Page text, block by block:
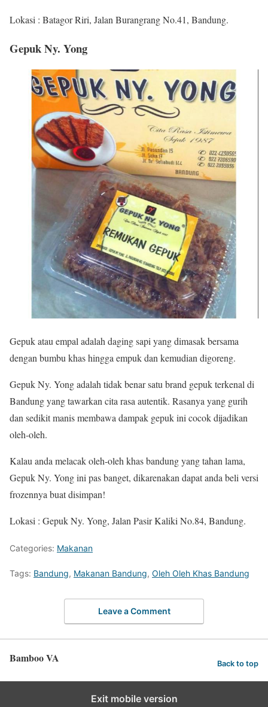
Lokasi : Batagor Riri, Jalan Burangrang No.41, Bandung.
Gepuk Ny. Yong
Gepuk atau empal adalah daging sapi yang dimasak bersama
dengan bumbu khas hingga empuk dan kemudian digoreng.
Gepuk Ny. Yong adalah tidak benar satu brand gepuk terkenal di
Bandung yang tawarkan cita rasa autentik. Rasanya yang gurih
dan sedikit manis membawa dampak gepuk ini cocok dijadikan
oleh-oleh.
Kalau anda melacak oleh-oleh khas bandung yang tahan lama,
Gepuk Ny. Yong ini pas banget, dikarenakan dapat anda beli versi
frozennya buat disimpan!
Lokasi : Gepuk Ny. Yong, Jalan Pasir Kaliki No.84, Bandung.
Categories: Makanan
Tags: Bandung, Makanan Bandung, Oleh Oleh Khas Bandung
Leave a Comment
Bamboo VA Back to top
Exit mobile version